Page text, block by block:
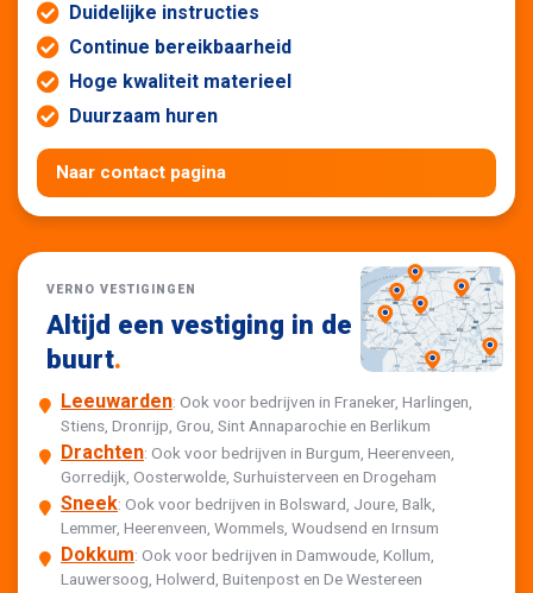
Duidelijke instructies
Continue bereikbaarheid
Hoge kwaliteit materieel
Duurzaam huren
Naar contact pagina
VERNO VESTIGINGEN
Altijd een vestiging in de
buurt.
Leeuwarden: Ook voor bedrijven in Franeker, Harlingen,
Stiens, Dronrijp, Grou, Sint Annaparochie en Berlikum
Drachten: Ook voor bedrijven in Burgum, Heerenveen,
Gorredijk, Oosterwolde, Surhuisterveen en Drogeham
Sneek: Ook voor bedrijven in Bolsward, Joure, Balk,
Lemmer, Heerenveen, Wommels, Woudsend en Irnsum
Dokkum: Ook voor bedrijven in Damwoude, Kollum,
Lauwersoog, Holwerd, Buitenpost en De Westereen